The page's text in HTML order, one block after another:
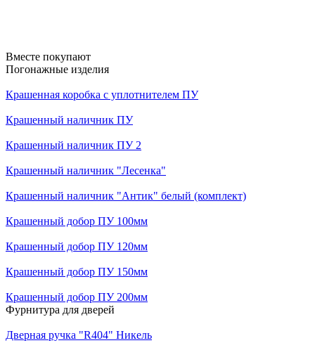
Вместе покупают
Погонажные изделия
Крашенная коробка с уплотнителем ПУ
Крашенный наличник ПУ
Крашенный наличник ПУ 2
Крашенный наличник "Лесенка"
Крашенный наличник "Антик" белый (комплект)
Крашенный добор ПУ 100мм
Крашенный добор ПУ 120мм
Крашенный добор ПУ 150мм
Крашенный добор ПУ 200мм
Фурнитура для дверей
Дверная ручка "R404" Никель